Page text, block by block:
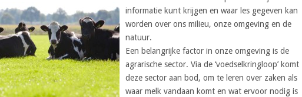
informatie kunt krijgen en waar les gegeven kan
worden over ons milieu, onze omgeving en de
natuur.
Een belangrijke factor in onze omgeving is de
agrarische sector. Via de ‘voedselkringloop’ komt
deze sector aan bod, om te leren over zaken als
waar melk vandaan komt en wat ervoor nodig is